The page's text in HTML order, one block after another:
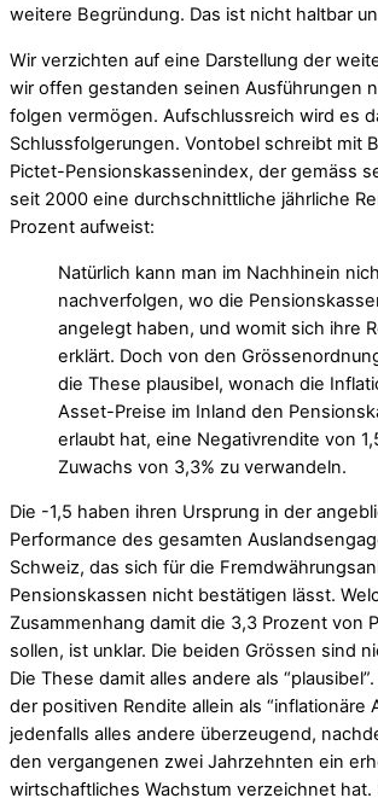
weitere Begründung. Das ist nicht haltbar
Wir verzichten auf eine Darstellung der
wir offen gestanden seinen Ausführungen
folgen vermögen. Aufschlussreich wird es
Schlussfolgerungen. Vontobel schreibt mit
Pictet-Pensionskassenindex, der gemäss
seit 2000 eine durchschnittliche jährliche
Prozent aufweist:
Natürlich kann man im Nachhinein
nachverfolgen, wo die
angelegt haben, und womit sich ihre
erklärt. Doch von den
die These plausibel, wonach die
Asset-Preise im Inland den
erlaubt hat, eine Negativrendite von
Zuwachs von 3,3% zu verwandeln.
Die -1,5 haben ihren Ursprung in der
Performance des gesamten
Schweiz, das sich für die
Pensionskassen nicht bestätigen lässt.
Zusammenhang damit die 3,3 Prozent von
sollen, ist unklar. Die beiden Grössen sind
Die These damit alles andere als
der positiven Rendite allein als “inflationäre
jedenfalls alles andere überzeugend,
den vergangenen zwei Jahrzehnten ein
wirtschaftliches Wachstum verzeichnet hat.